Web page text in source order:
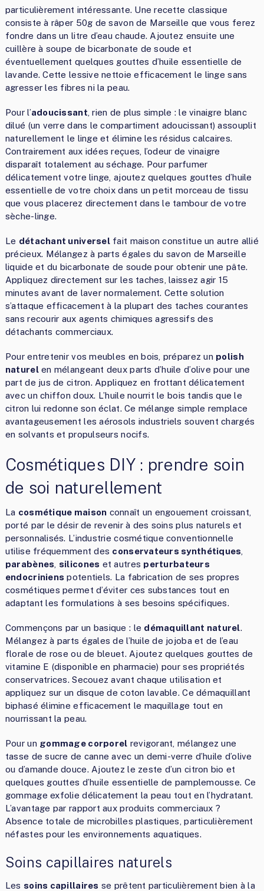
particulièrement intéressante. Une recette classique
consiste à râper 50g de savon de Marseille que vous ferez
fondre dans un litre d’eau chaude. Ajoutez ensuite une
cuillère à soupe de bicarbonate de soude et
éventuellement quelques gouttes d’huile essentielle de
lavande. Cette lessive nettoie efficacement le linge sans
agresser les fibres ni la peau.
Pour l’adoucissant , rien de plus simple : le vinaigre blanc
dilué (un verre dans le compartiment adoucissant) assouplit
naturellement le linge et élimine les résidus calcaires.
Contrairement aux idées reçues, l’odeur de vinaigre
disparaît totalement au séchage. Pour parfumer
délicatement votre linge, ajoutez quelques gouttes d’huile
essentielle de votre choix dans un petit morceau de tissu
que vous placerez directement dans le tambour de votre
sèche-linge.
Le détachant universelfait maison constitue un autre allié
précieux. Mélangez à parts égales du savon de Marseille
liquide et du bicarbonate de soude pour obtenir une pâte.
Appliquez directement sur les taches, laissez agir 15
minutes avant de laver normalement. Cette solution
s’attaque efficacement à la plupart des taches courantes
sans recourir aux agents chimiques agressifs des
détachants commerciaux.
Pour entretenir vos meubles en bois, préparez un polish
naturelen mélangeant deux parts d’huile d’olive pour une
part de jus de citron. Appliquez en frottant délicatement
avec un chiffon doux. L’huile nourrit le bois tandis que le
citron lui redonne son éclat. Ce mélange simple remplace
avantageusement les aérosols industriels souvent chargés
en solvants et propulseurs nocifs.
Cosmétiques DIY : prendre soin
de soi naturellement
La cosmétique maison connaît un engouement croissant,
porté par le désir de revenir à des soins plus naturels et
personnalisés. L’industrie cosmétique conventionnelle
utilise fréquemment des conservateurs synthétiques
parabènes silicones et autres perturbateurs
endocriniens potentiels. La fabrication de ses propres
cosmétiques permet d’éviter ces substances tout en
adaptant les formulations à ses besoins spécifiques.
Commençons par un basique : le démaquillant naturel.
Mélangez à parts égales de l’huile de jojoba et de l’eau
florale de rose ou de bleuet. Ajoutez quelques gouttes de
vitamine E (disponible en pharmacie) pour ses propriétés
conservatrices. Secouez avant chaque utilisation et
appliquez sur un disque de coton lavable. Ce démaquillant
biphasé élimine efficacement le maquillage tout en
nourrissant la peau.
Pour un gommage corporel revigorant, mélangez une
tasse de sucre de canne avec un demi-verre d’huile d’olive
ou d’amande douce. Ajoutez le zeste d’un citron bio et
quelques gouttes d’huile essentielle de pamplemousse. Ce
gommage exfolie délicatement la peau tout en l’hydratant.
L’avantage par rapport aux produits commerciaux ?
Absence totale de microbilles plastiques, particulièrement
néfastes pour les environnements aquatiques.
Soins capillaires naturels
Les soins capillaires se prêtent particulièrement bien à la